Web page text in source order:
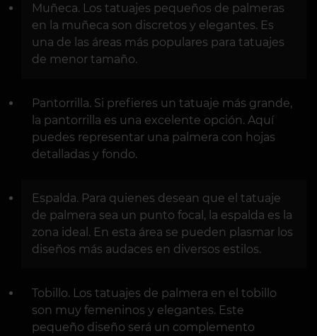
Muñeca. Los tatuajes pequeños de palmeras
en la muñeca son discretos y elegantes. Es
una de las áreas más populares para tatuajes
de menor tamaño.
Pantorrilla. Si prefieres un tatuaje más grande,
la pantorrilla es una excelente opción. Aquí
puedes representar una palmera con hojas
detalladas y fondo.
Espalda. Para quienes desean que el tatuaje
de palmera sea un punto focal, la espalda es la
zona ideal. En esta área se pueden plasmar los
diseños más audaces en diversos estilos.
Tobillo. Los tatuajes de palmera en el tobillo
son muy femeninos y elegantes. Este
pequeño diseño será un complemento